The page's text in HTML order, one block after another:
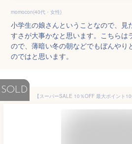
momocon(40代・女性)
小学生の娘さんということなので、見
すさが大事かなと思います。こちらは
ので、薄暗い冬の朝などでもぼんやり
のではと思います。
SOLD